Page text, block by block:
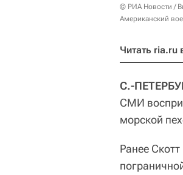
© РИА Новости /
Американский
Читать ria.ru
С.-
СМИ
морской
Ранее